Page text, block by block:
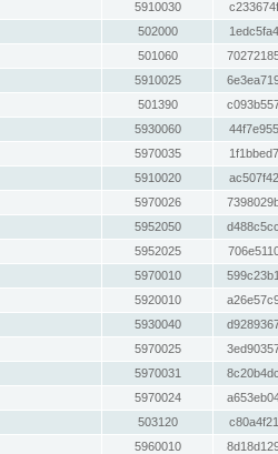
5910030
502000
501060
5910025
501390
5930060
5970035
5910020
5970026
5952050
5952025
5970010
5920010
5930040
5970025
5970031
5970024
503120
5960010